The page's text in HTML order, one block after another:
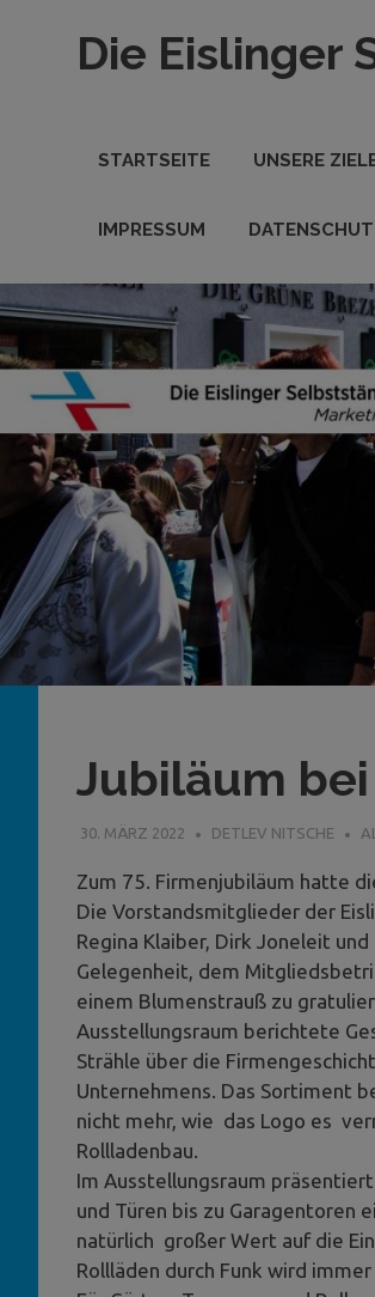
Die Eislinger
Unterhemen
Hande,
Dienstleistung
STARTSEITE UNSERE
IMPRESSUM
Jubiläum
30. MÄRZ 2022 DETLEV NITSCHE
Zum 75. Firmenjubiläum hatte
Die Vorstandsmitglieder der
Regina Klaiber, Dirk Joneleit
Gelegenheit, dem
einem Blumenstrauß zu
Ausstellungsraum berichtete
Strähle über die
Unternehmens. Das Sortiment
nicht mehr, wie das Logo es
Rollladenbau.
Im Ausstellungsraum
und Türen bis zu Garagentoren
natürlich großer Wert auf die
Rollläden durch Funk wird